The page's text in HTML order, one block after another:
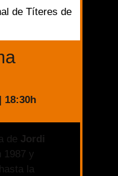
de Títeres de
18:30h
de Jordi
1987 y
la